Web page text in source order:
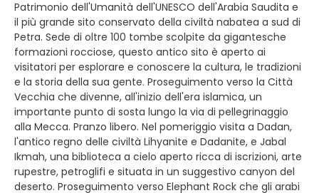
Patrimonio dell'Umanità dell'UNESCO dell'Arabia Saudita e
il più grande sito conservato della civiltà nabatea a sud di
Petra. Sede di oltre 100 tombe scolpite da gigantesche
formazioni rocciose, questo antico sito è aperto ai
visitatori per esplorare e conoscere la cultura, le tradizioni
e la storia della sua gente. Proseguimento verso la Città
Vecchia che divenne, all'inizio dell'era islamica, un
importante punto di sosta lungo la via di pellegrinaggio
alla Mecca. Pranzo libero. Nel pomeriggio visita a Dadan,
l'antico regno delle civiltà Lihyanite e Dadanite, e Jabal
Ikmah, una biblioteca a cielo aperto ricca di iscrizioni, arte
rupestre, petroglifi e situata in un suggestivo canyon del
deserto. Proseguimento verso Elephant Rock che gli arabi